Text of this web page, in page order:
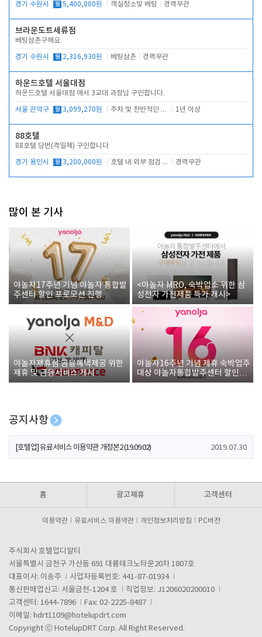
경기 수원시 월 5,400,000원 객실청소및 베팅 경력무관
브라운도트세류점
베팅삼촌구해요
경기 수원시 월 2,316,930원 베팅삼촌 경력무관
하운드호텔 서울대점
하운드호텔 서울대점 에서 3교대 과장님 구인합니다.
서울 관악구 월 3,099,270원 주차 및 전반적인 당번업무 1년 이상
88호텔
88호텔 당번(격일제) 구인합니다
경기 용인시 월 3,200,000원 호텔 내 외부 점검 및 프런트 운영 경력무관
많이 본 기사
야놀자17주년 기념 야놀자 통합발
주센터 할인 프로모션 진행
<야놀자 MRO, 숙박업소 위한 삼
성전자 가전제품 특가 개시>
야놀자제휴점 금융혜택제공 위한
제휴 및 금융서비스 게시
야놀자16주년 기념 제휴 숙박업주
대상 야놀자통합발주센터 할인쿠
폰 증정
공지사항
[호텔업] 개인정보 처리방침 개정본1 (19.09.02)
[호텔업] 유료서비스 이용약관 개정본2 (19.09.02) 2019.07.30
홈 광고제휴 고객센터
이용약관 유료서비스 이용약관 개인정보처리방침 PC버전
주식회사 호텔업디알티
서울특별시 금천구 가산동 691 대륭테크노타운20차 1807호
대표이사: 이송주
사업자등록번호: 441-87-01934
통신판매업신고: 서울금천-1204 호
직업정보: J1206020200010
고객센터: 1644-7896
Fax: 02-2225-8487
이메일: hdrt1109@hotelupdrt.com
Copyright ⓒ HotelupDRT Corp. All Right Reserved.